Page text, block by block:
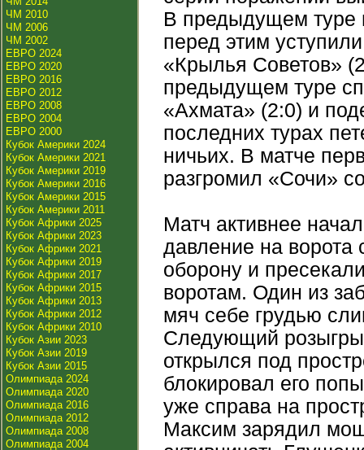
ЧМ 2010
ЧМ 2006
ЧМ 2002
ЕВРО 2024
ЕВРО 2020
ЕВРО 2016
ЕВРО 2012
ЕВРО 2008
ЕВРО 2004
ЕВРО 2000
Кубок Америки 2024
Кубок Америки 2021
Кубок Америки 2019
Кубок Америки 2016
Кубок Америки 2015
Кубок Америки 2011
Кубок Африки 2025
Кубок Африки 2023
Кубок Африки 2021
Кубок Африки 2019
Кубок Африки 2017
Кубок Африки 2015
Кубок Африки 2013
Кубок Африки 2012
Кубок Африки 2010
Кубок Азии 2023
Кубок Азии 2019
Кубок Азии 2015
Олимпиада 2024
Олимпиада 2020
Олимпиада 2016
Олимпиада 2012
Олимпиада 2008
Олимпиада 2004
В предыдущем туре
перед этим
«Крылья Советов»
предыдущем туре
«Ахмата» (2:0) и
последних турах
ничьих. В матче
разгромил «Сочи»
Матч активнее
давление на ворота
оборону и
воротам. Один из
мяч себе грудью
Следующий
открылся под
блокировал его
уже справа на
Максим зарядил